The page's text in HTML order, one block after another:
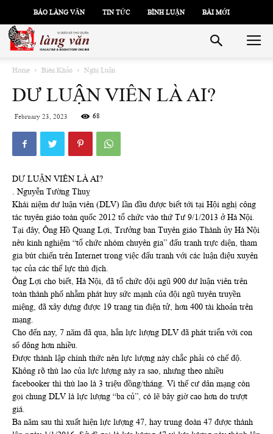
BÁO LÀNG VĂN TIN TỨC BÌNH LUẬN BÀI MỚI
Home Biên Khảo Nghị Luận
DƯ LUẬN VIÊN LÀ AI?
February 23, 2023 68
DƯ LUẬN VIÊN LÀ AI?
. Nguyễn Tường Thuỵ
Khái niệm dư luận viên (DLV) lần đầu được biết tới tại Hội nghị công
tác tuyên giáo toàn quốc 2012 tổ chức vào thứ Tư 9/1/2013 ở Hà Nội.
Tại đây, Ông Hồ Quang Lợi, Trưởng ban Tuyên giáo Thành ủy Hà Nội
nêu kinh nghiệm “tổ chức nhóm chuyên gia” đấu tranh trực diện, tham
gia bút chiến trên Internet trong việc đấu tranh với các luận điệu xuyên
tạc của các thế lực thù địch.
Ông Lợi cho biết, Hà Nội, đã tổ chức đội ngũ 900 dư luận viên trên
toàn thành phố nhằm phát huy sức mạnh của đội ngũ tuyên truyền
miệng, đã xây dựng được 19 trang tin điện tử, hơn 400 tài khoản trên
mạng.
Cho đến nay, 7 năm đã qua, hẳn lực lượng DLV đã phát triển với con
số đông hơn nhiều.
Được thành lập chính thức nên lực lượng này chắc phải có chế độ.
Không rõ thù lao của lực lượng này ra sao, nhưng theo nhiều
facebooker thì thù lao là 3 triệu đồng/tháng. Vì thế cư dân mạng còn
gọi chung DLV là lực lượng “ba củ”, có lẽ bây giờ cao hơn do trượt
giá.
Ba năm sau thì xuất hiện lực lượng 47, hay trung đoàn 47 được thành